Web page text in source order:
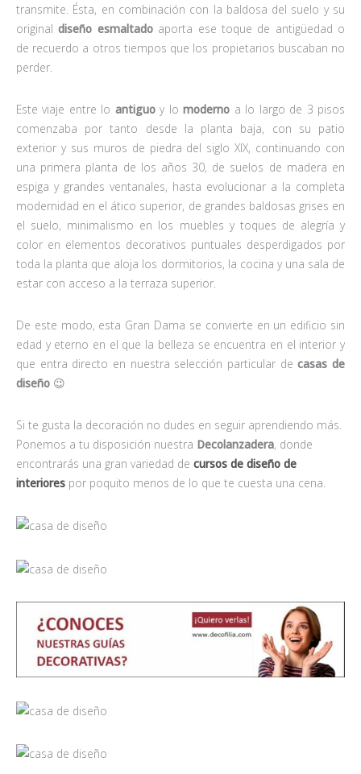
transmite. Ésta, en combinación con la baldosa del suelo y su
originaldiseño esmaltadoaporta ese toque de antigüedad o
de recuerdo a otros tiempos que los propietarios buscaban no
perder.
Este viaje entre lo antiguoy lo moderno a lo largo de 3 pisos
comenzaba por tanto desde la planta baja, con su patio
exterior y sus muros de piedra del siglo XIX, continuando con
una primera planta de los años 30, de suelos de madera en
espiga y grandes ventanales, hasta evolucionar a la completa
modernidad en el ático superior, de grandes baldosas grises en
el suelo, minimalismo en los muebles y toques de alegría y
color en elementos decorativos puntuales desperdigados por
toda la planta que aloja los dormitorios, la cocina y una sala de
estar con acceso a la terraza superior.
De este modo, esta Gran Dama se convierte en un edificio sin
edad y eterno en el que la belleza se encuentra en el interior y
que entra directo en nuestra selección particular decasas de
diseño 😉
Si te gusta la decoración no dudes en seguir aprendiendo más.
Ponemos a tu disposición nuestra Decolanzadera, donde
encontrarás una gran variedad de cursos de diseño de
interiores por poquito menos de lo que te cuesta una cena.